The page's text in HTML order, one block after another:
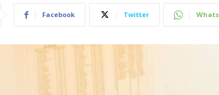
Facebook Twitter